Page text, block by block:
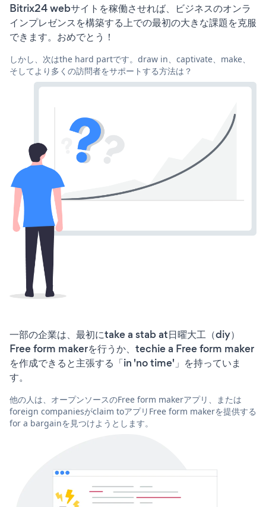
Bitrix24 webサイトを稼働させれば、ビジネスのオンラ
インプレゼンスを構築する上での最初の大きな課題を克服
できます。おめでとう！
しかし、次はthe hard partです。draw in、captivate、make、
そしてより多くの訪問者をサポートする方法は？
一部の企業は、最初にtake a stab at日曜大工（diy）
Free form makerを行うか、techie a Free form maker
を作成できると主張する「in 'no time'」を持っていま
す。
他の人は、オープンソースのFree form makerアプリ、または
foreign companiesがclaim toアプリFree form makerを提供する
for a bargainを見つけようとします。